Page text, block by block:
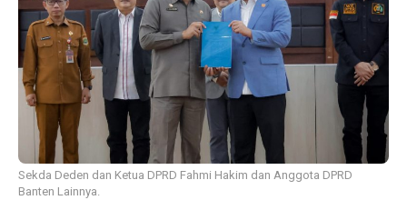
Sekda Deden dan Ketua DPRD Fahmi Hakim dan Anggota DPRD
Banten Lainnya.